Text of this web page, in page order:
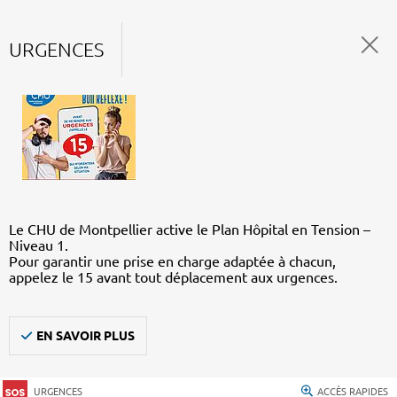
URGENCES
Le CHU de Montpellier active le Plan Hôpital en Tension –
Niveau 1.
Pour garantir une prise en charge adaptée à chacun,
appelez le 15 avant tout déplacement aux urgences.
EN SAVOIR PLUS
URGENCES ACCÈS RAPIDES